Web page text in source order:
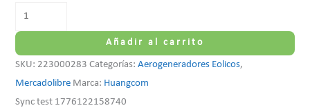
Añadir al carrito
SKU: 223000283 Categorías:Aerogeneradores Eolicos,
Mercadolibre Marca: Huangcom
Sync test 1776122158740